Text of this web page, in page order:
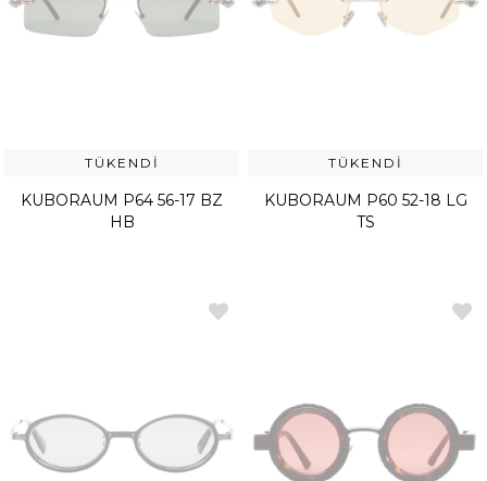
TÜKENDI
KUBORAUM P64 56-17 BZ
HB
TÜKENDI
KUBORAUM P60 52-18 LG
TS